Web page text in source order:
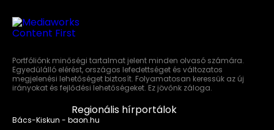
Portfóliónk minőségi tartalmat jelent minden olvasó számára.
Egyedülálló elérést, országos lefedettséget és változatos
megjelenési lehetőséget biztosít. Folyamatosan keressük az új
irányokat és fejlődési lehetőségeket. Ez jövőnk záloga.
Regionális hírportálok
Bács-Kiskun - baon.hu